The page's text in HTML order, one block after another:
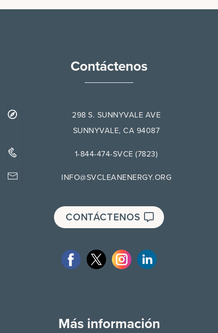
Contáctenos
298 S. SUNNYVALE AVE
SUNNYVALE, CA 94087
1-844-474-SVCE (7823)
INFO@SVCLEANENERGY.ORG
CONTÁCTENOS
Más información